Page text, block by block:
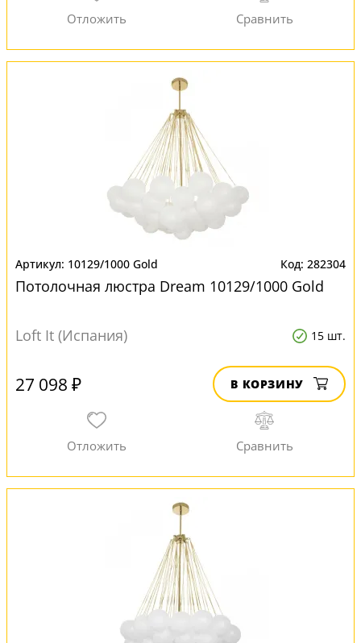
10129/1000 Gold 282304
Потолочная люстра Dream 10129/1000 Gold
Loft It (Испания) 15 шт.
27 098 ₽ В КОРЗИНУ